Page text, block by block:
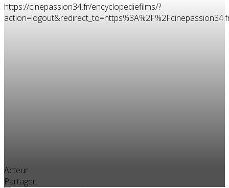
https://cinepassion34.fr/encyclopediefilms/?
Acteur
Partager: